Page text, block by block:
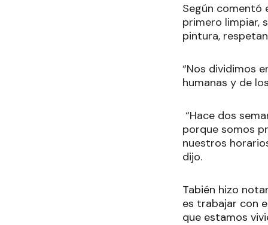
Según comentó
primero limpiar,
pintura,
“Nos dividimos
humanas y de
“Hace dos
porque somos
nuestros
dijo.
Tabién hizo
es trabajar con
que estamos